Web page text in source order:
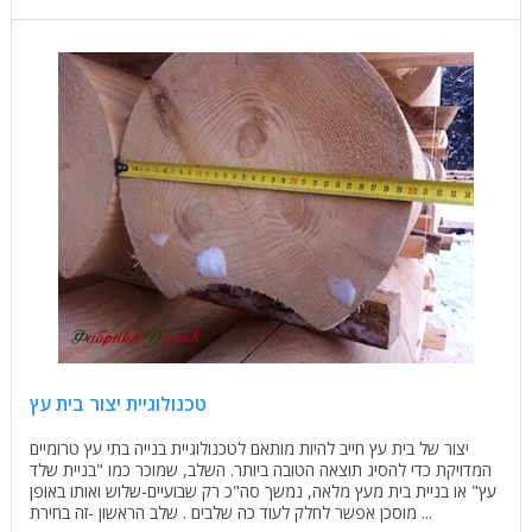
טכנולוגיית יצור בית עץ
יצור של בית עץ חייב להיות מותאם לטכנולוגיית בנייה בתי עץ טרומיים
המדויקת כדי להסיג תוצאה הטובה ביותר. השלב, שמוכר כמו "בניית שלד
עץ" או בניית בית מעץ מלאה, נמשך סה"כ רק שבועיים-שלוש ואותו באופן
מוסכן אפשר לחלק לעוד כה שלבים . שלב הראשון -זה בחירת ...